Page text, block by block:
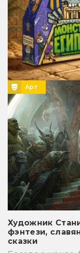
Арт
Художник
фэнтези,
сказки